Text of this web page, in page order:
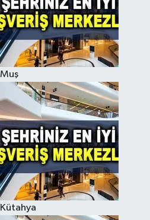
Muş
Kütahya